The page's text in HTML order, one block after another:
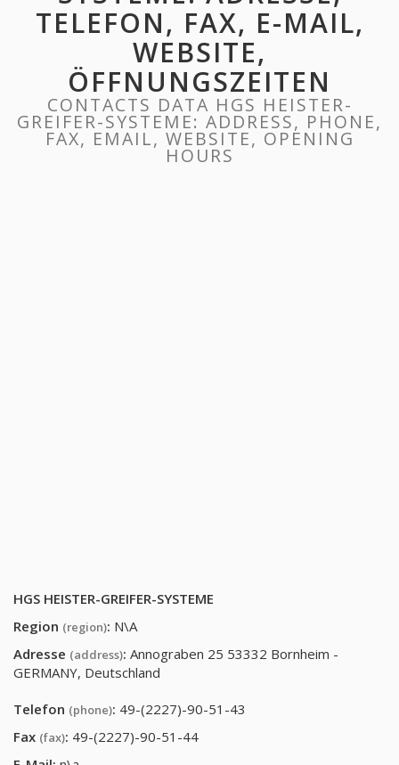
TELEFON, FAX, E-MAIL,
WEBSITE,
ÖFFNUNGSZEITEN
CONTACTS DATA HGS HEISTER-
GREIFER-SYSTEME: ADDRESS, PHONE,
FAX, EMAIL, WEBSITE, OPENING
HOURS
HGS HEISTER-GREIFER-SYSTEME
Region (region): N\A
Adresse (address): Annograben 25 53332 Bornheim -
GERMANY, Deutschland
Telefon (phone): 49-(2227)-90-51-43
Fax (fax): 49-(2227)-90-51-44